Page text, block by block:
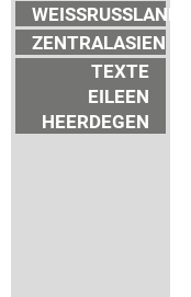
WEISSRUSSLAND
ZENTRALASIEN
TEXTE
EILEEN
HEERDEGEN